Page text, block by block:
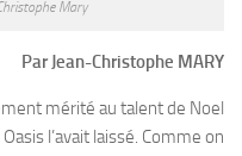
Mary
Par Jean-Christophe MARY
mérité au talent de Noel
l’avait laissé. Comme on